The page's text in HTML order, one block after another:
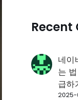
Recent
네이
는
급하